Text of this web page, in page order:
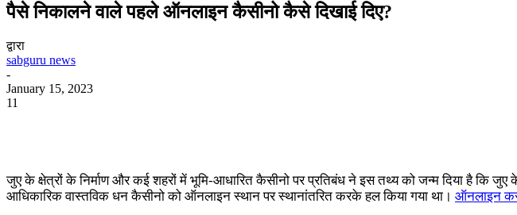
पैसे निकालने वाले पहले ऑनलाइन कैसीनो कैसे दिखाई दिए?
द्वारा
sabguru news
-
January 15, 2023
11
जुए के क्षेत्रों के निर्माण और कई शहरों में भूमि-आधारित कैसीनो पर प्रतिबंध ने इस तथ्य को जन्म दिया है कि
आधिकारिक वास्तविक धन कैसीनो को ऑनलाइन स्थान पर स्थानांतरित करके हल किया गया था। ऑनलाइन